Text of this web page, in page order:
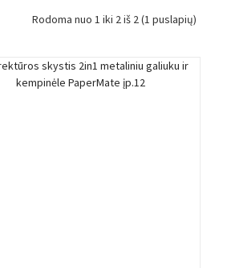
Rodoma nuo 1 iki 2 iš 2 (1 puslapių)